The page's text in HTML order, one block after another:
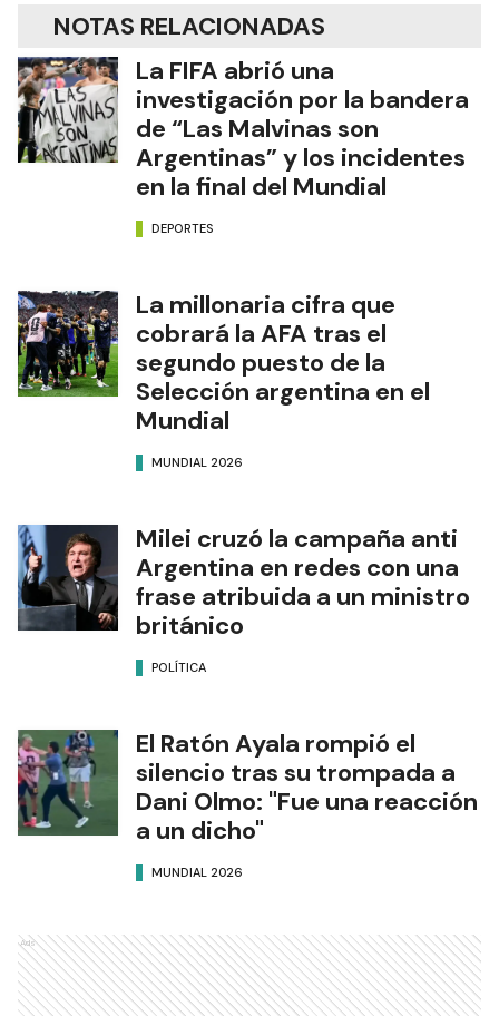
NOTAS RELACIONADAS
La FIFA abrió una
investigación por la bandera
de “Las Malvinas son
Argentinas” y los incidentes
en la final del Mundial
DEPORTES
La millonaria cifra que
cobrará la AFA tras el
segundo puesto de la
Selección argentina en el
Mundial
MUNDIAL 2026
Milei cruzó la campaña anti
Argentina en redes con una
frase atribuida a un ministro
británico
POLÍTICA
El Ratón Ayala rompió el
silencio tras su trompada a
Dani Olmo: "Fue una reacción
a un dicho"
MUNDIAL 2026
Ads